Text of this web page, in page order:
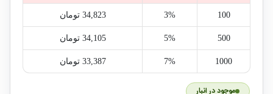
100
3% 34,823‎ تومان
500
5% 34,105‎ تومان
1000
7% 33,387‎ تومان
موجود در انبار